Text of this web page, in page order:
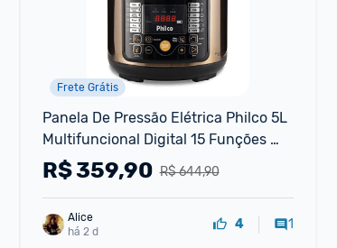
Frete Grátis
Panela De Pressão Elétrica Philco 5L
Multifuncional Digital 15 Funções
Gold | Gold, 5 litros, PPP05G
R$ 644,90
R$359,90
Alice
há 2 d
4 1